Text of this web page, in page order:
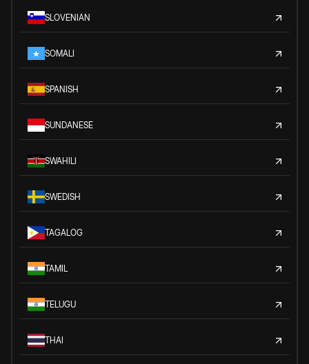
SLOVENIAN
SOMALI
SPANISH
SUNDANESE
SWAHILI
SWEDISH
TAGALOG
TAMIL
TELUGU
THAI